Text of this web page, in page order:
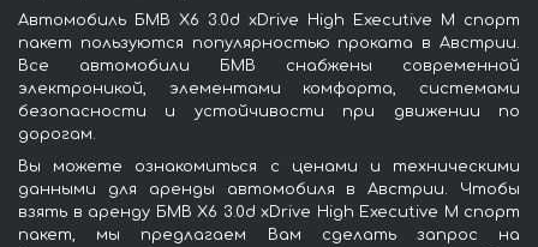
Автомобиль БМВ X6 3.0d xDrive High Executive M спорт
пакет пользуются популярностью проката в Австрии.
Все автомобили БМВ снабжены современной
электроникой, элементами комфорта, системами
безопасности и устойчивости при движении по
дорогам.
Вы можете ознакомиться с ценами и техническими
данными для аренды автомобиля в Австрии. Чтобы
взять в аренду БМВ X6 3.0d xDrive High Executive M спорт
пакет, мы предлагаем Вам сделать запрос на